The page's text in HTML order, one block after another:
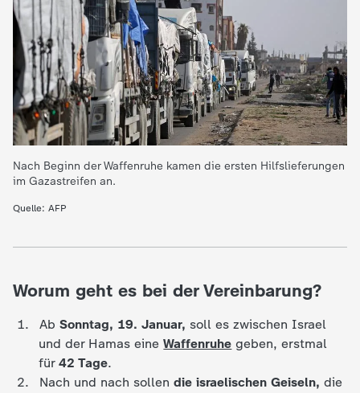
K
n
d
e
n
a
Nach Beginn der Waffenruhe kamen die ersten Hilfslieferungen
im Gazastreifen an.
Quelle: AFP
Worum geht es bei der Vereinbarung?
AbSonntag, 19. Januar, soll es zwischen Israel
und der Hamas eineWaffenruhe geben, erstmal
für42 Tage.
Nach und nach sollen die israelischen Geiseln,die